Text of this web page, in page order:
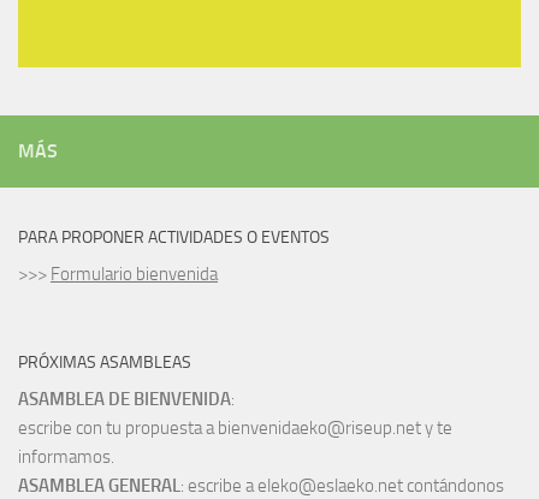
MÁS
PARA PROPONER ACTIVIDADES O EVENTOS
>>> Formulario bienvenida
PRÓXIMAS ASAMBLEAS
ASAMBLEA DE BIENVENIDA:
escribe con tu propuesta a bienvenidaeko@riseup.net y te
informamos.
ASAMBLEA GENERAL: escribe a eleko@eslaeko.net contándonos